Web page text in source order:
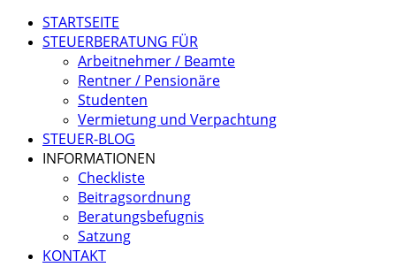
STARTSEITE
STEUERBERATUNG FÜR
Arbeitnehmer / Beamte
Rentner / Pensionäre
Studenten
Vermietung und Verpachtung
STEUER-BLOG
INFORMATIONEN
Checkliste
Beitragsordnung
Beratungsbefugnis
Satzung
KONTAKT